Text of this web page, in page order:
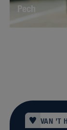
Pech
VAN ’T